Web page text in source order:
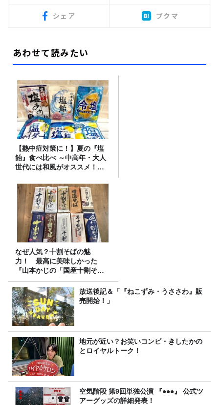
シェア ブクマ
あわせて読みたい
【熱中症対策に！】夏の『塩
飴』食べ比べ ～中高年・大人
世代には和風がオススメ！
味・食感・機能性いろいろ！
～
なぜ人気？十割そばの魅
力！ 最高に美味しかった
『山本かじの「国産十割そ
ば」』とは？【十割そば10種
食べ比べ】
放送後記＆「『ねこずみ・うささわ』販
売開始！」
地元が近い？お笑いコンビ・きしたかの
とロイヤルトーク！
空気階段 第9回単独公演 『●●●』 公式ツ
アーグッズの詳細発表！